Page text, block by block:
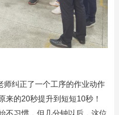
纠正了一个工序的作业动作
来的20秒提升到短短10秒！
不习惯，但几分钟以后，这位